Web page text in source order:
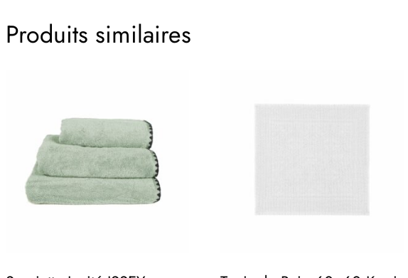
Produits similaires